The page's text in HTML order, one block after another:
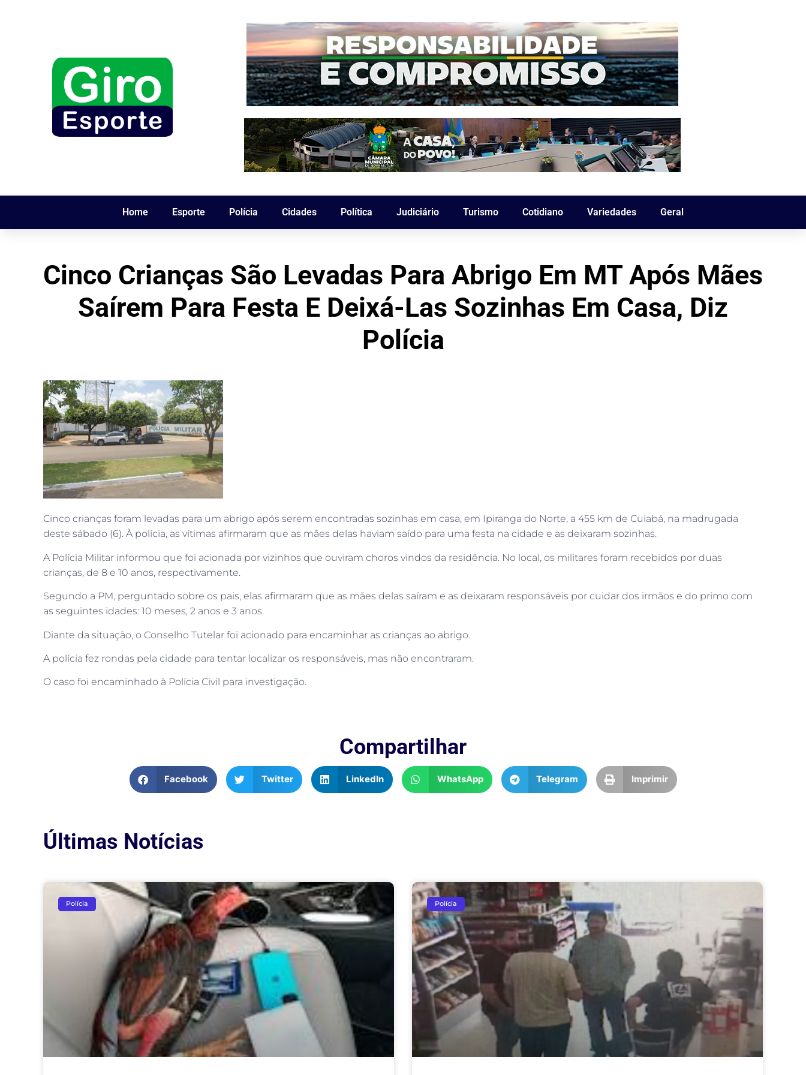
Home Esporte Polícia Cidades Política Judiciário Turismo Cotidiano Variedades Geral
Cinco Crianças São Levadas Para Abrigo Em MT Após Mães
Saírem Para Festa E Deixá-Las Sozinhas Em Casa, Diz
Polícia
Cinco crianças foram levadas para um abrigo após serem encontradas sozinhas em casa, em Ipiranga do Norte, a 455 km de Cuiabá, na madrugada
deste sábado (6). À polícia, as vítimas afirmaram que as mães delas haviam saído para uma festa na cidade e as deixaram sozinhas.
A Polícia Militar informou que foi acionada por vizinhos que ouviram choros vindos da residência. No local, os militares foram recebidos por duas
crianças, de 8 e 10 anos, respectivamente.
Segundo a PM, perguntado sobre os pais, elas afirmaram que as mães delas saíram e as deixaram responsáveis por cuidar dos irmãos e do primo com
as seguintes idades: 10 meses, 2 anos e 3 anos.
Diante da situação, o Conselho Tutelar foi acionado para encaminhar as crianças ao abrigo.
A polícia fez rondas pela cidade para tentar localizar os responsáveis, mas não encontraram.
O caso foi encaminhado à Polícia Civil para investigação.
Compartilhar
Facebook Twitter LinkedIn WhatsApp Telegram Imprimir
Últimas Notícias
Polícia Polícia